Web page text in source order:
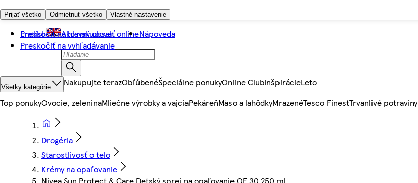
Prijať všetko Odmietnuť všetko Vlastné nastavenie
Preskočiť na hlavný obsah
Preskočiť na vyhľadávanie
English Ako nakupovať onlineNápoveda
Všetky kategórie Nakupujte terazObľúbenéŠpeciálne ponukyOnline ClubInšpirácieLeto
Top ponukyOvocie, zeleninaMliečne výrobky a vajciaPekáreňMäso a lahôdkyMrazenéTesco FinestTrvanlivé potraviny
Drogéria
Starostlivosť o telo
Krémy na opaľovanie